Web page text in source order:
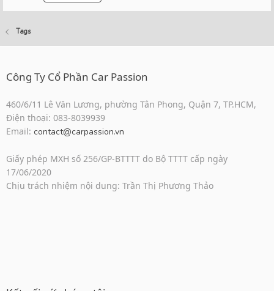
Tags
Công Ty Cổ Phần Car Passion
460/6/11 Lê Văn Lương, phường Tân Phong, Quận 7, TP.HCM,
Điện thoại: 083-8039939
Email: contact@carpassion.vn
Giấy phép MXH số 256/GP-BTTTT do Bộ TTTT cấp ngày
17/06/2020
Chịu trách nhiệm nội dung: Trần Thị Phương Thảo